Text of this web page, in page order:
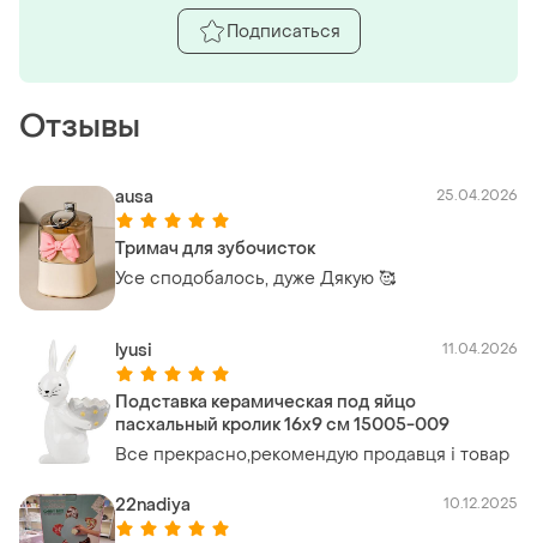
Отзывы
ausa 25.04.2026
Тримач для зубочисток
Усе сподобалось, дуже Дякую 🥰
lyusi 11.04.2026
Подставка керамическая под яйцо
пасхальный кролик 16х9 см 15005-009
Все прекрасно,рекомендую продавця і товар
22nadiya 10.12.2025
Подписаться